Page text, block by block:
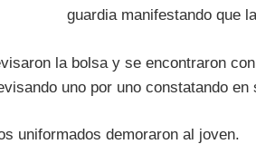
guardia manifestando que
la bolsa y se encontraron
uno por uno constatando
uniformados demoraron al joven.